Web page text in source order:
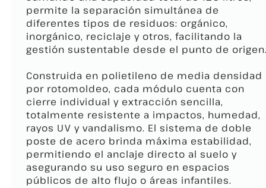
permite la separación simultánea de
diferentes tipos de residuos: orgánico,
inorgánico, reciclaje y otros, facilitando la
gestión sustentable desde el punto de
Construida en polietileno de media densidad
por rotomoldeo, cada módulo cuenta con
cierre individual y extracción sencilla,
totalmente resistente a impactos, humedad,
rayos UV y vandalismo. El sistema de doble
poste de acero brinda máxima estabilidad,
permitiendo el anclaje directo al suelo y
asegurando su uso seguro en espacios
públicos de alto flujo o áreas infantiles.